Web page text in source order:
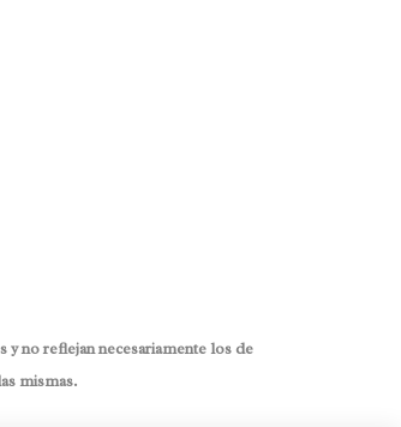
no reflejan necesariamente los de
mismas.